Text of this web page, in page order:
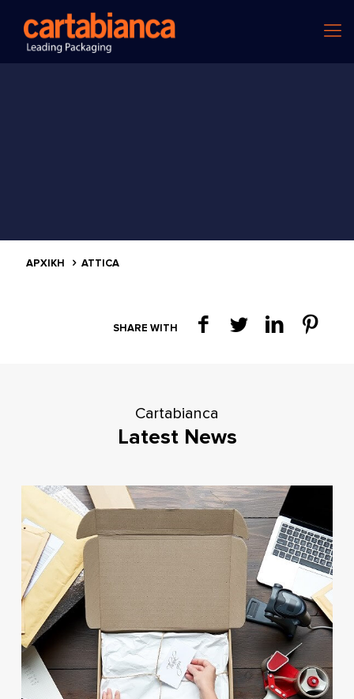
ΑΡΧΙΚΗ ATTICA
SHARE WITH
Cartabianca
Latest News